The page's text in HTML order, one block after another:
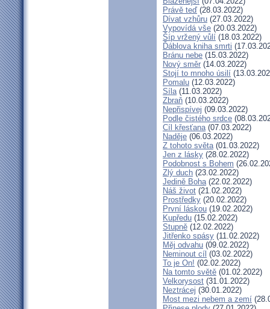
Právě teď (28.03.2022)
Dívat vzhůru (27.03.2022)
Vypovídá vše (20.03.2022)
Šíp vržený vůlí (18.03.2022)
Ďáblova kniha smrti
Bránu nebe (15.03.2022)
Nový směr (14.03.2022)
Stojí to mnoho úsilí
Pomalu (12.03.2022)
Síla(11.03.2022)
Zbraň (10.03.2022)
Nepřispívej (09.03.2022)
Podle čistého srdce
Cíl křesťana(07.03.2022)
Naděje (06.03.2022)
Z tohoto světa(01.03.2022)
Jen z lásky (28.02.2022)
Podobnost s Bohem
Zlý duch (23.02.2022)
Jedině Boha(22.02.2022)
Náš život (21.02.2022)
Prostředky (20.02.2022)
První láskou (19.02.2022)
Kupředu (15.02.2022)
Stupně (12.02.2022)
Jitřenko spásy (11.02.2022)
Měj odvahu (09.02.2022)
Neminout cíl (03.02.2022)
To je On! (02.02.2022)
Na tomto světě (01.02.2022)
Velkorysost (31.01.2022)
Neztrácej (30.01.2022)
Most mezi nebem a zemí